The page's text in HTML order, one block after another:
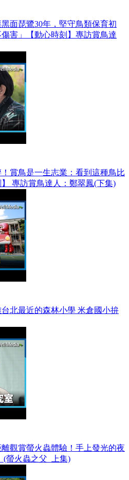
面琵鷺30年，堅守鳥類保育初
害」【動心時刻】專訪賞鳥達
賞鳥是一生志業：看到這種鳥比
專訪賞鳥達人：鄭翠鳳(下集)
北最近的森林小學 米倉國小拚
觀賞螢火蟲體驗！手上發光的夜
(螢火蟲之父_上集)